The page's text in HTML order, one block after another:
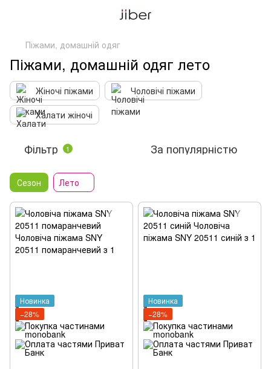
Піжами, домашній одяг
Піжами, домашній одяг лето
Жіночі піжами
Чоловічі піжами
Халати жіночі
Фільтр 1 За популярністю
Сезон Лето
Новинка
−28%
Новинка
−28%